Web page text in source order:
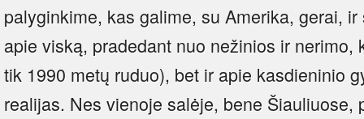
palyginkime, kas galime, su Amerika, gerai,
apie viską, pradedant nuo nežinios ir nerimo,
tik 1990 metų ruduo), bet ir apie kasdieninio
realijas. Nes vienoje salėje, bene Šiauliuose,